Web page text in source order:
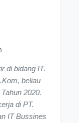
di bidang IT.
beliau
2020.
di PT.
IT Bussines